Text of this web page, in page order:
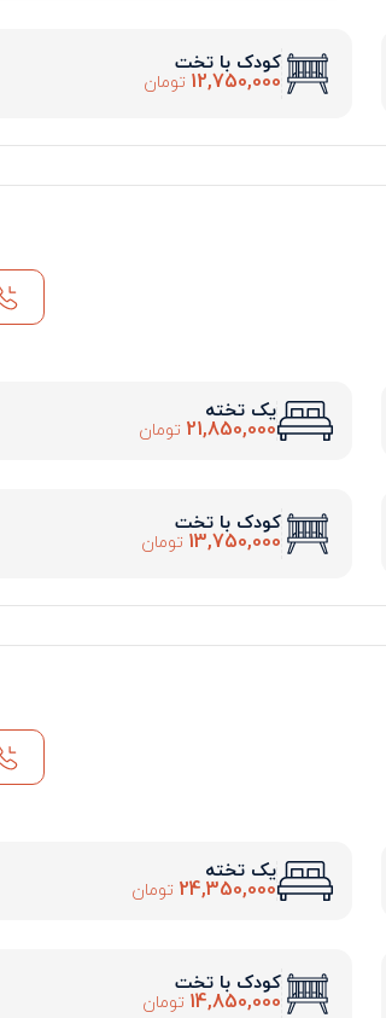
کودک با تخت
12,750,000 تومان
یک تخته
21,850,000 تومان
کودک با تخت
13,750,000 تومان
یک تخته
24,350,000 تومان
کودک با تخت
14,850,000 تومان